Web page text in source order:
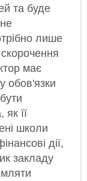
та буде
лише
має
обов'язки
її
школи
дії,
закладу